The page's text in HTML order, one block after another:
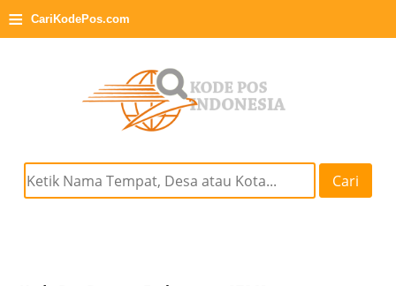
≡ CariKodePos.com
Cari